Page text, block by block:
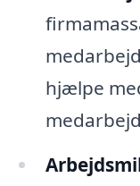
hjælpe